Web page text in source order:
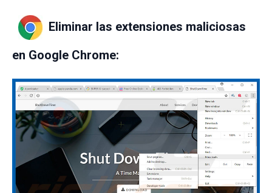
Eliminar las extensiones maliciosas
en Google Chrome: